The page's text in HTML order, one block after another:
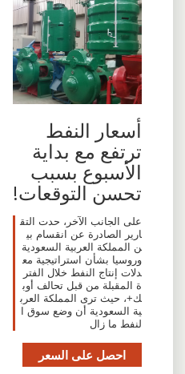
أسعار النفط
ترتفع مع بداية
الأسبوع بسبب
تحسن التوقعات!
على الجانب الآخر، حدت التق
ارير الصادرة عن انقسام بي
ن المملكة العربية السعودية
وروسيا بشأن استراتيجية مع
دلات إنتاج النفط خلال الفتر
ة المقبلة من قبل تحالف أوب
ك+، حيث ترى المملكة العرب
ية السعودية أن وضع سوق ا
لنفط ما زال
احصل على السعر